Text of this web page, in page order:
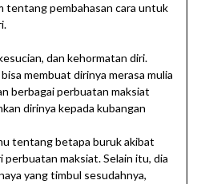
tentang pembahasan cara untuk
dan kehormatan diri.
membuat dirinya merasa mulia
berbagai perbuatan maksiat
dirinya kepada kubangan
tentang betapa buruk akibat
perbuatan maksiat. Selain itu, dia
yang timbul sesudahnya,